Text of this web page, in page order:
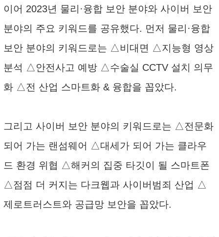
이어 2023년 물리·융합 보안 분야와 사이버 보안
분야의 주요 키워드를 공유했다. 먼저 물리·융합
보안 분야의 키워드로는 △비대면 △지능형 영상
분석 △안전사고 예방 △수술실 CCTV 설치 의무
화 △전 산업 스마트화 & 융합을 꼽았다.
그리고 사이버 보안 분야의 키워드로는 △전문화
되어 가는 랜섬웨어 △대세가 되어 가는 클라우
드 환경 위협 △해커의 집중 타깃이 될 스마트폰
△점점 더 커지는 다크웹과 사이버범죄 산업 △
제로트러스트와 공급망 보안을 꼽았다.